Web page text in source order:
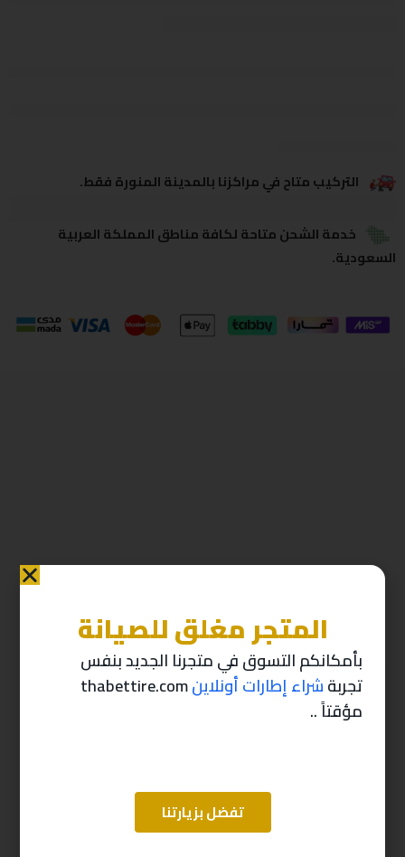
التركيب متاح في مراكزنا بالمدينة المنورة فقط.
خدمة الشحن متاحة لكافة مناطق المملكة العربية
السعودية.
منتجات ذات صله
-10%
المتجر مغلق للصيانة
بأمكانكم التسوق في متجرنا الجديد بنفس
تجربةشراء إطارات أونلاينthabettire.com
مؤقتاً ..
تفضل بزيارتنا